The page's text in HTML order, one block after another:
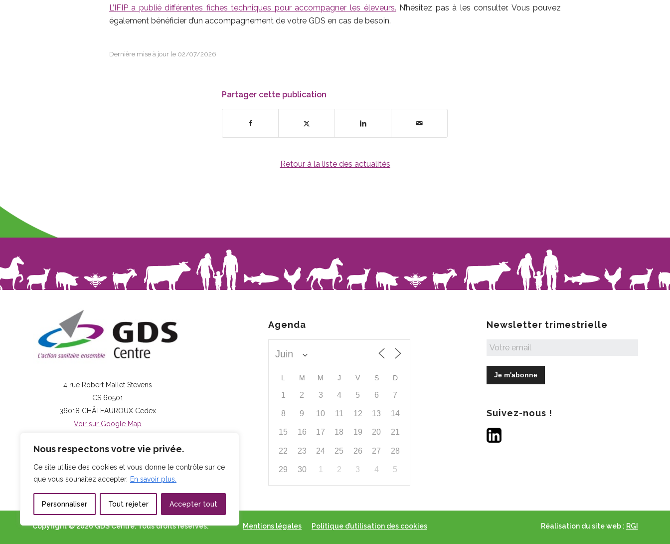
Nous respectons votre vie privée.
Ce site utilise des cookies et vous donne le contrôle sur ce
que vous souhaitez accepter. En savoir plus.
Personnaliser Tout rejeter Accepter tout
L’IFIP a publié différentes fiches techniques pour accompagner les éleveurs. N’hésitez pas à les consulter. Vous pouvez
également bénéficier d’un accompagnement de votre GDS en cas de besoin.
Dernière mise à jour le 02/07/2026
Partager cette publication
Retour à la liste des actualités
4 rue Robert Mallet Stevens
CS 60501
36018 CHÂTEAUROUX Cedex
Voir sur Google Map
Contactez-nous par mail
Agenda
L M M J V S D
1 2 3 4 5 6 7
8 9 10 11 12 13 14
15 16 17 18 19 20 21
22 23 24 25 26 27 28
29 30 1 2 3 4 5
Newsletter trimestrielle
Suivez-nous !
Copyright © 2026 GDS Centre.Tous droits réservés. Mentions légales Politique d’utilisation des cookies Réalisation du site web : RGI